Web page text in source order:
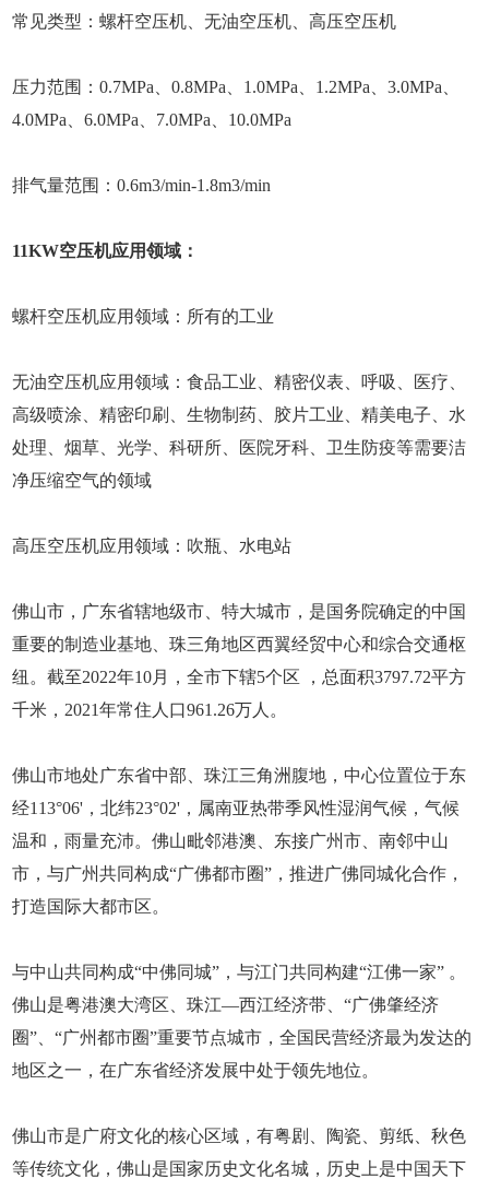
常见类型：螺杆空压机、无油空压机、高压空压机
压力范围：0.7MPa、0.8MPa、1.0MPa、1.2MPa、3.0MPa、
4.0MPa、6.0MPa、7.0MPa、10.0MPa
排气量范围：0.6m3/min-1.8m3/min
11KW空压机应用领域：
螺杆空压机应用领域：所有的工业
无油空压机应用领域：食品工业、精密仪表、呼吸、医疗、
高级喷涂、精密印刷、生物制药、胶片工业、精美电子、水
处理、烟草、光学、科研所、医院牙科、卫生防疫等需要洁
净压缩空气的领域
高压空压机应用领域：吹瓶、水电站
佛山市，广东省辖地级市、特大城市，是国务院确定的中国
重要的制造业基地、珠三角地区西翼经贸中心和综合交通枢
纽。截至2022年10月，全市下辖5个区 ，总面积3797.72平方
千米，2021年常住人口961.26万人。
佛山市地处广东省中部、珠江三角洲腹地，中心位置位于东
经113°06'，北纬23°02'，属南亚热带季风性湿润气候，气候
温和，雨量充沛。佛山毗邻港澳、东接广州市、南邻中山
市，与广州共同构成“广佛都市圈”，推进广佛同城化合作，
打造国际大都市区。
与中山共同构成“中佛同城”，与江门共同构建“江佛一家” 。
佛山是粤港澳大湾区、珠江—西江经济带、“广佛肇经济
圈”、“广州都市圈”重要节点城市，全国民营经济最为发达的
地区之一，在广东省经济发展中处于领先地位。
佛山市是广府文化的核心区域，有粤剧、陶瓷、剪纸、秋色
等传统文化，佛山是国家历史文化名城，历史上是中国天下